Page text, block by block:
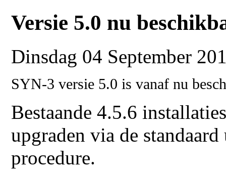
Versie 5.0 nu
Dinsdag 04 September
SYN-3 versie 5.0 is vanaf nu
Bestaande 4.5.6
upgraden via de standaard
procedure.